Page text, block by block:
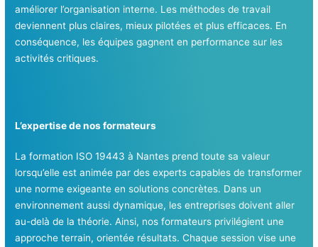
améliorer l’organisation interne. Les méthodes de travail
deviennent plus claires, mieux pilotées et plus efficaces. En
conséquence, les équipes gagnent en performance sur les
activités critiques.
L’expertise de nos formateurs
La formation ISO 19443 à Nantes prend toute sa valeur
lorsqu’elle est animée par des experts capables de transformer
une norme exigeante en solutions concrètes. Dans un
environnement aussi dynamique, les entreprises doivent aller
au-delà de la théorie. Ainsi, nos formateurs privilégient une
approche terrain, orientée résultats. Chaque session vise une